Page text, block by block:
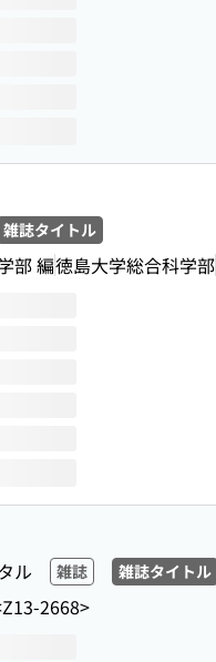
雑誌タイトル
部 編徳島大学総合科学部
ル 雑誌 雑誌タイトル
2668>